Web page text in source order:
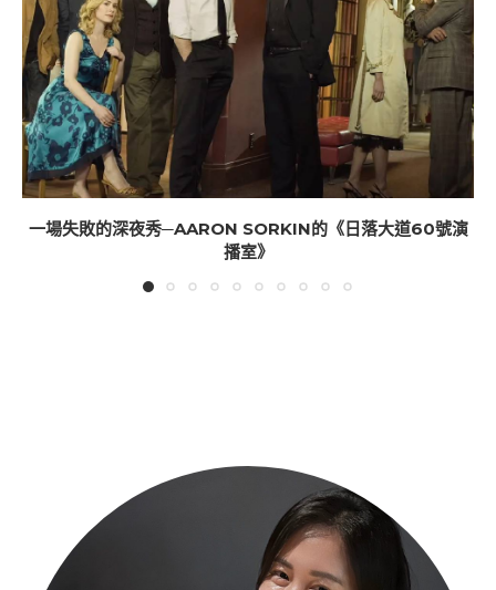
一場失敗的深夜秀─AARON SORKIN的《日落大道60號演
播室》